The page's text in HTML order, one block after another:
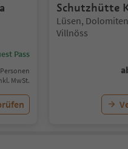
Pass
MwSt.
Schutzhütte
Standort:
Lüsen,
Villnöss